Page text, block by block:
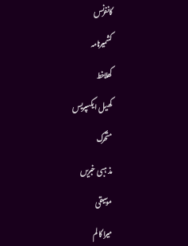
کانفرنس
کشمیرنامہ
کھلاخط
کھیل ایکسپریس
متحرك
مذہبی خبریں
موسيقى
میرا کالم